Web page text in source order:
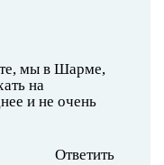
мы в Шарме,
на
и не очень
Ответить